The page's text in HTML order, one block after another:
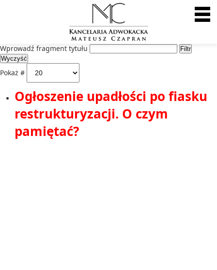
Wprowadź fragment tytułu
Wprowadź fragment tytułu
Filtr
Wyczyść
Pokaż #
Ogłoszenie upadłości po fiasku
restrukturyzacji. O czym
pamiętać?